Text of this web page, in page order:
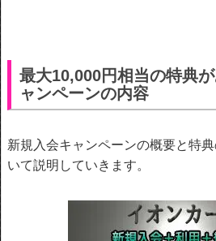
最大10,000円相当の特典
ャンペーンの内容
新規入会キャンペーンの概要と特
いて説明していきます。